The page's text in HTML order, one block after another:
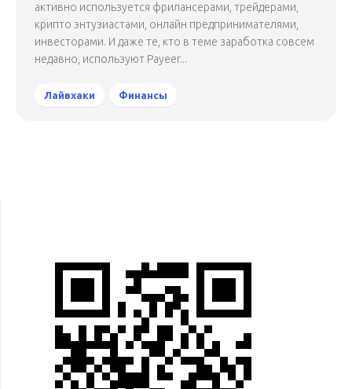
активно используется фрилансерами, трейдерами,
крипто энтузиастами, онлайн предпринимателями,
инвесторами. И даже те, кто в теме заработка совсем
недавно, используют Payeer...
Лайвхаки Финансы